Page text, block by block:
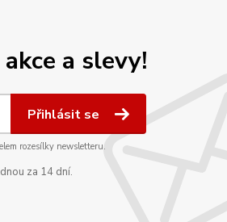
a slevy!
Přihlásit se
rozesílky newsletteru.
za 14 dní.